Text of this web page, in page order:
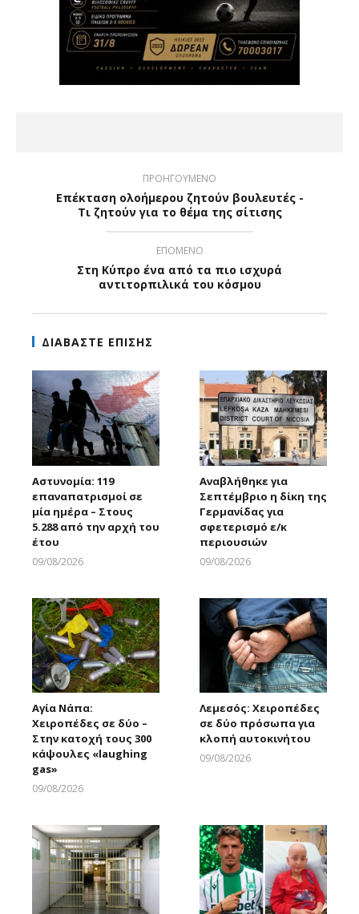
ΠΡΟΗΓΟΥΜΕΝΟ
Επέκταση ολοήμερου ζητούν βουλευτές -
Τι ζητούν για το θέμα της σίτισης
ΕΠΟΜΕΝΟ
Στη Κύπρο ένα από τα πιο ισχυρά
αντιτορπιλικά του κόσμου
ΔΙΑΒΑΣΤΕ ΕΠΙΣΗΣ
Αστυνομία: 119
επαναπατρισμοί σε
μία ημέρα – Στους
5.288 από την αρχή του
έτου
09/08/2026
Αναβλήθηκε για
Σεπτέμβριο η δίκη της
Γερμανίδας για
σφετερισμό ε/κ
περιουσιών
09/08/2026
Αγία Νάπα:
Χειροπέδες σε δύο –
Στην κατοχή τους 300
κάψουλες «laughing
gas»
09/08/2026
Λεμεσός: Χειροπέδες
σε δύο πρόσωπα για
κλοπή αυτοκινήτου
09/08/2026